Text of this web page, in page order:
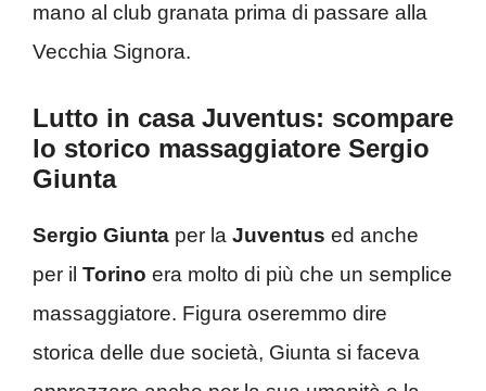
mano al club granata prima di passare alla
Vecchia Signora.
Lutto in casa Juventus: scompare
lo storico massaggiatore Sergio
Giunta
Sergio Giunta per la Juventus ed anche
per il Torino era molto di più che un semplice
massaggiatore. Figura oseremmo dire
storica delle due società, Giunta si faceva